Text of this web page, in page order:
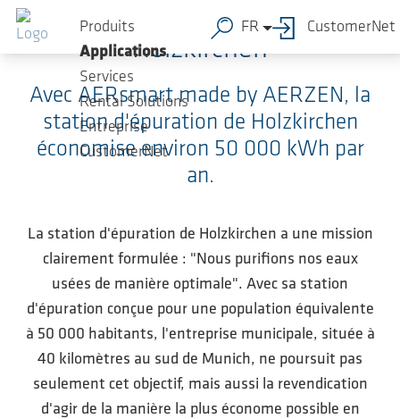
Sauter au contenu principal
Produits
Applications
Services
Rental Solutions
Entreprise
CustomerNet
FR CustomerNet
Holzkirchen
Avec AERsmart made by AERZEN, la
station d'épuration de Holzkirchen
économise environ 50 000 kWh par
an.
La station d'épuration de Holzkirchen a une mission
clairement formulée : "Nous purifions nos eaux
usées de manière optimale". Avec sa station
d'épuration conçue pour une population équivalente
à 50 000 habitants, l'entreprise municipale, située à
40 kilomètres au sud de Munich, ne poursuit pas
seulement cet objectif, mais aussi la revendication
d'agir de la manière la plus économe possible en